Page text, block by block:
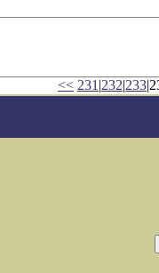
<< 231 |232|233